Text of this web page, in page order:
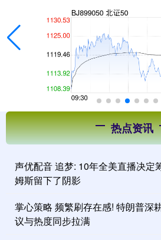
热点资讯
声优配音 追梦: 10年全美直播决定
姆斯留下了阴影
掌心策略 频繁刷存在感! 特朗普深
议与热度同步拉满